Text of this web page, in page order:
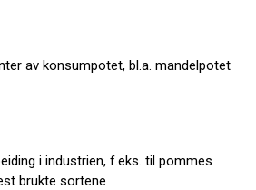
av konsumpotet, bl.a. mandelpotet
i industrien, f.eks. til pommes
brukte sortene